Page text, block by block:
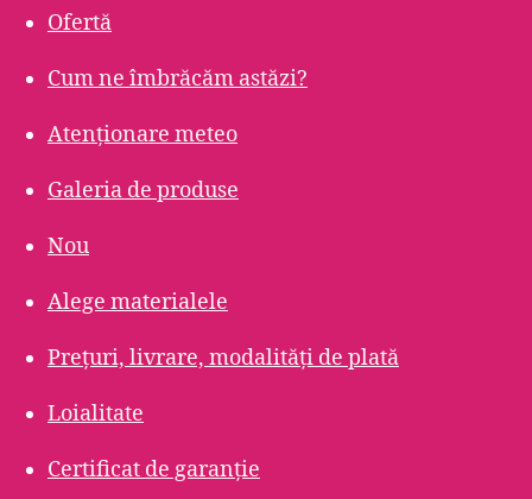
Ofertă
Cum ne îmbrăcăm astăzi?
Atenționare meteo
Galeria de produse
Nou
Alege materialele
Prețuri, livrare, modalități de plată
Loialitate
Certificat de garanție